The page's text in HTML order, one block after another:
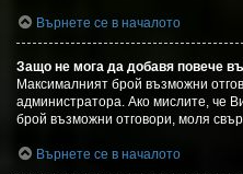
Върнете се в началото
Защо не мога да добавя повече
Максималният брой възможни
администратора. Ако мислите, че
брой възможни отговори, моля
Върнете се в началото